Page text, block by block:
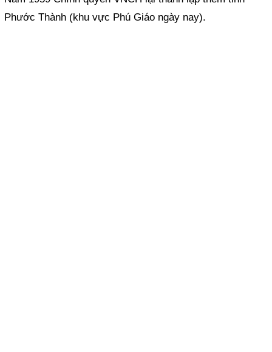
Phước Thành (khu vực Phú Giáo ngày nay).